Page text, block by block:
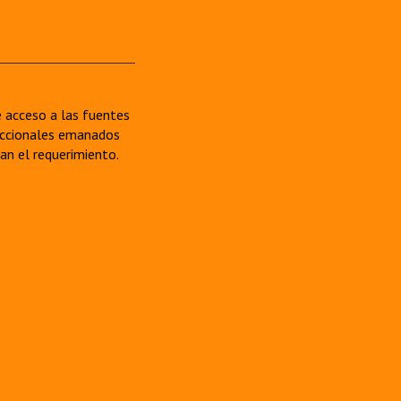
acceso a las fuentes
emanados
el requerimiento.